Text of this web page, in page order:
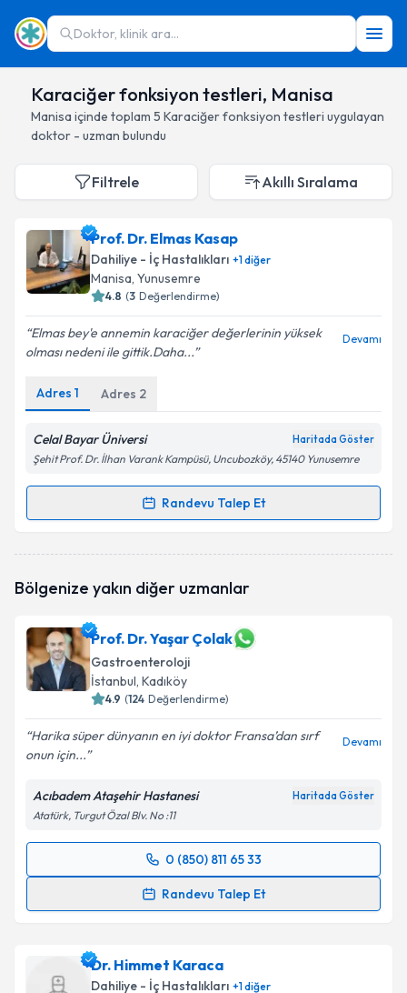
Doktor, klinik ara...
Karaciğer fonksiyon testleri, Manisa
Manisa içinde toplam 5 Karaciğer fonksiyon testleri uygulayan
doktor - uzman bulundu
Filtrele Akıllı Sıralama
Prof. Dr. Elmas Kasap
Dahiliye - İç Hastalıkları +1diğer
Manisa, Yunusemre
4.8 (3 Değerlendirme)
Elmas bey'e annemin karaciğer değerlerinin yüksek
olması nedeni ile gittik.Daha...
Devamı
Adres 1 Adres 2
Celal Bayar Üniversi Haritada Göster
Şehit Prof. Dr. İlhan Varank Kampüsü, Uncubozköy, 45140 Yunusemre
Randevu Talep Et
Randevu Takvimi Talebi
oluşturun. Size bu uzmandan randevu almanız için bir
E-posta Adresiniz
Kişisel verilerimin işlenmesine ilişkinAydınlatma
Metni
Bölgenize yakın diğer uzmanlar
Prof. Dr. Yaşar Çolak
Gastroenteroloji
İstanbul, Kadıköy
4.9 (124 Değerlendirme)
Harika süper dünyanın en iyi doktor Fransa’dan sırf
onun için...
Devamı
Acıbadem Ataşehir Hastanesi Haritada Göster
Atatürk, Turgut Özal Blv. No :11
0 (850) 811 65 33
Randevu Talep Et
Randevu Takvimi Talebi
takvim hazırlandığında e-posta ile bilgilendireceğiz.
Dr. Himmet Karaca
Dahiliye - İç Hastalıkları +1diğer